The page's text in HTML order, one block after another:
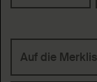
Auf die